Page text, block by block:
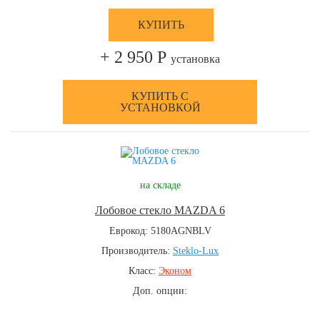
КУПИТЬ
+ 2 950 Р установка
КУПИТЬ С
УСТАНОВКОЙ
на складе
Лобовое стекло MAZDA 6
Еврокод: 5180AGNBLV
Производитель: Steklo-Lux
Класс: Эконом
Доп. опции: